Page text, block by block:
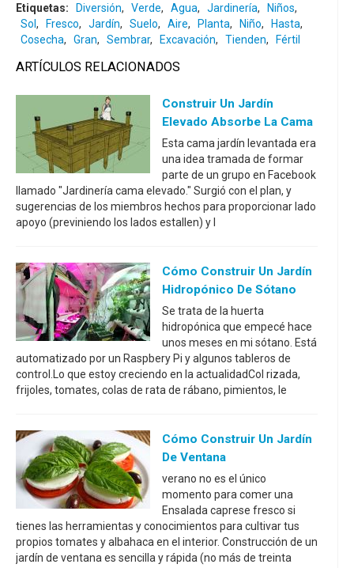
Etiquetas: Diversión, Verde, Agua, Jardinería, Niños,
Sol , Fresco, Jardín, Suelo, Aire, Planta, Niño, Hasta,
Cosecha, Gran, Sembrar, Excavación, Tienden, Fértil
ARTÍCULOS RELACIONADOS
Construir Un Jardín
Elevado Absorbe La Cama
Esta cama jardín levantada era
una idea tramada de formar
parte de un grupo en Facebook
llamado "Jardinería cama elevado." Surgió con el plan, y
sugerencias de los miembros hechos para proporcionar lado
apoyo (previniendo los lados estallen) y l
Cómo Construir Un Jardín
Hidropónico De Sótano
Se trata de la huerta
hidropónica que empecé hace
unos meses en mi sótano. Está
automatizado por un Raspbery Pi y algunos tableros de
control.Lo que estoy creciendo en la actualidadCol rizada,
frijoles, tomates, colas de rata de rábano, pimientos, le
Cómo Construir Un Jardín
De Ventana
verano no es el único
momento para comer una
Ensalada caprese fresco si
tienes las herramientas y conocimientos para cultivar tus
propios tomates y albahaca en el interior. Construcción de un
jardín de ventana es sencilla y rápida (no más de treinta